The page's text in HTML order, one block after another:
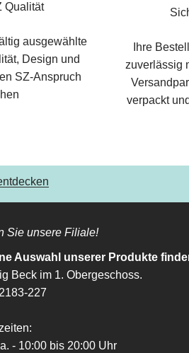
Qualität
ausgewählte
Design und
SZ-Anspruch
Ihre
zuverlässig
verpackt
Sie unsere Filiale!
Auswahl unserer Produkte
Beck im 1. Obergeschoss.
227
- 10:00 bis 20:00 Uhr